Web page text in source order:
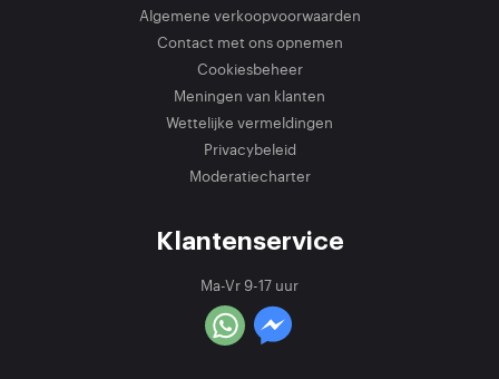
Algemene verkoopvoorwaarden
Contact met ons opnemen
Cookiesbeheer
Meningen van klanten
Wettelijke vermeldingen
Privacybeleid
Moderatiecharter
Klantenservice
Ma-Vr 9-17 uur